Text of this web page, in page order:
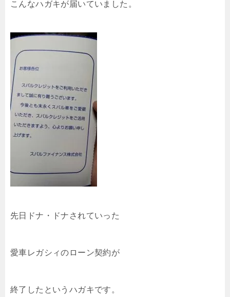
こんなハガキが届いていました。
先日ドナ・ドナされていった
愛車レガシィのローン契約が
終了したというハガキです。